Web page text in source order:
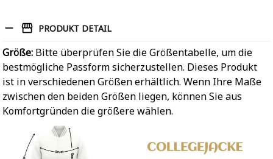
PRODUKT DETAIL
Größe: Bitte überprüfen Sie die Größentabelle, um die
bestmögliche Passform sicherzustellen. Dieses Produkt
ist in verschiedenen Größen erhältlich. Wenn Ihre Maße
zwischen den beiden Größen liegen, können Sie aus
Komfortgründen die größere wählen.